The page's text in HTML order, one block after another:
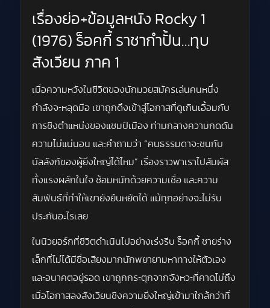
เรื่องย่อ+ข้อมูลหนัง Rocky 1
(1976) ร็อคกี้ ราชากำปั้น…ทุบ
สังเวียน ภาค 1
เมื่อความหวังในชีวิตของนักมวยสมัครเล่นคนหนึ่ง
กำลังจะหลุดมือ เขาถูกดึงเข้าสู่โอกาสที่ดูเกินเอื้อมกับ
การชิงตำแหน่งของแชมป์เมือง ท่ามกลางความกดดัน
ความไม่แน่นอน และคำถามว่า “คนธรรมดาจะชนกับ
บัลลังก์ของผู้ยิ่งใหญ่ได้ไหม” เรื่องราวพาเราไปสัมผัส
ทั้งแรงผลักในใจ ซ้อมหนักด้วยความเชื่อ และความ
สัมพันธ์ที่ทำให้เขายังยืนหยัดได้ แม้ทุกอย่างจะไม่รับ
ประกันอะไรเลย
ในนิวยอร์กที่ชีวิตดำเนินไปอย่างเร่งรีบ ร็อคกี้ ชายร่าง
เล็กที่ไม่ได้มีชื่อเสียงมากนักพยายามหาทางให้ตัวเอง
และอนาคตอยู่รอด เขาถูกกระตุกจากจังหวะที่คาดไม่ถึง
เมื่อโอกาสลงสังเวียนชิงความยิ่งใหญ่เข้ามาใกล้กว่าที่